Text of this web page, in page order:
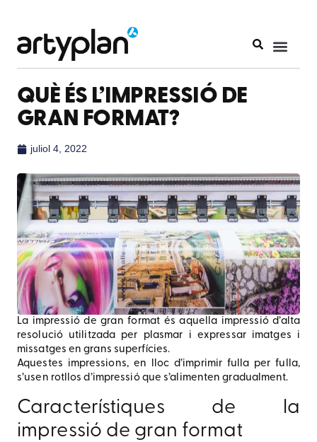
QUÈ ÉS L’IMPRESSIÓ DE
GRAN FORMAT?
juliol 4, 2022
La impressió de gran format és aquella impressió d’alta
resolució utilitzada per plasmar i expressar imatges i
missatges en grans superfícies.
Aquestes impressions, en lloc d’imprimir fulla per fulla,
s’usen rotllos d’impressió que s’alimenten gradualment.
Característiques de la
impressió de gran format